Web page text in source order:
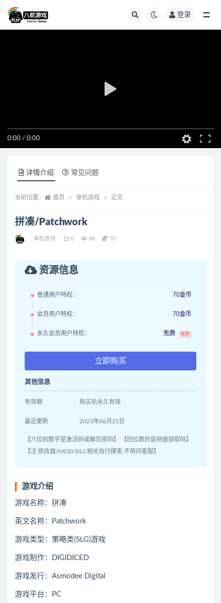
登录
0:00 / 0:00
详情介绍 常见问题
当前位置： 首页 单机游戏 正文
拼凑/Patchwork
单机游戏 0 88 70
资源信息
普通用户特权： 70金币
会员用户特权： 70金币
永久会员用户特权： 免费 推荐
立即购买
其他信息
有效期 购买后永久有效
最近更新 2023年06月21日
【六位的数字是激活码或解压密码】 【四位数的是网盘提取码】
【注:修改器/MOD/DLC相关自行摸索,不用问客服】
游戏介绍
游戏名称：拼凑
英文名称：Patchwork
游戏类型：策略类(SLG)游戏
游戏制作：DIGIDICED
游戏发行：Asmodee Digital
游戏平台：PC